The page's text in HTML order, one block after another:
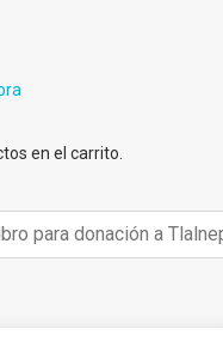
en el carrito.